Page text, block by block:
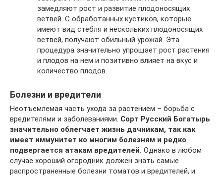
замедляют рост и развитие плодоносящих
ветвей. С обработанных кустиков, которые
имеют вид стебля и нескольких плодоносящих
ветвей, получают обильный урожай. Эта
процедура значительно упрощает рост растения
и плодов на нем и позитивно влияет на вкус и
количество плодов.
Болезни и вредители
Неотъемлемая часть ухода за растением – борьба с
вредителями и заболеваниями. Сорт Русский Богатырь
значительно облегчает жизнь дачникам, так как
имеет иммунитет ко многим болезням и редко
подвергается атакам вредителей. Однако в любом
случае хороший огородник должен знать самые
распространенные болезни томатов и вредителей, и